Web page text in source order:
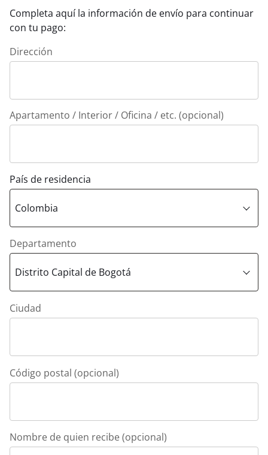
Completa aquí la información de envío para continuar
con tu pago:
Dirección
Apartamento / Interior / Oficina / etc. (opcional)
País de residencia
Departamento
Ciudad
Código postal (opcional)
Nombre de quien recibe (opcional)